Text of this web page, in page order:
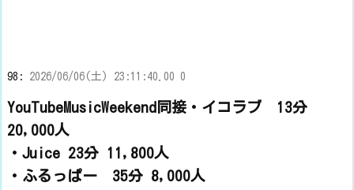
98: 2026/06/06(土) 23:11:40.00 0
YouTubeMusicWeekend同接・イコラブ 13分
20,000人
・Juice 23分 11,800人
・ふるっぱー 35分 8,000人